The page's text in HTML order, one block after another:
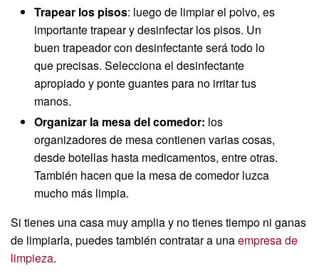
Trapear los pisos: luego de limpiar el polvo, es
importante trapear y desinfectar los pisos. Un
buen trapeador con desinfectante será todo lo
que precisas. Selecciona el desinfectante
apropiado y ponte guantes para no irritar tus
manos.
Organizar la mesa del comedor: los
organizadores de mesa contienen varias cosas,
desde botellas hasta medicamentos, entre otras.
También hacen que la mesa de comedor luzca
mucho más limpia.
Si tienes una casa muy amplia y no tienes tiempo ni ganas
de limpiarla, puedes también contratar a unaempresa de
limpieza.